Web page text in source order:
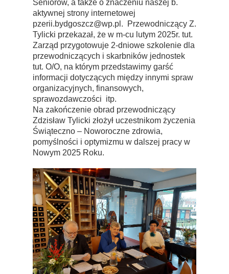
Seniorów, a także o znaczeniu naszej b.
aktywnej strony internetowej
pzerii.bydgoszcz@wp.pl . Przewodniczący Z.
Tylicki przekazał, że w m-cu lutym 2025r. tut.
Zarząd przygotowuje 2-dniowe szkolenie dla
przewodniczących i skarbników jednostek
tut. O/O, na którym przedstawimy garść
informacji dotyczących między innymi spraw
organizacyjnych, finansowych,
sprawozdawczości itp.
Na zakończenie obrad przewodniczący
Zdzisław Tylicki złożył uczestnikom życzenia
Świąteczno – Noworoczne zdrowia,
pomyślności i optymizmu w dalszej pracy w
Nowym 2025 Roku.